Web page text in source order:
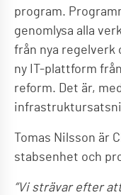
program.
genomlysa alla
från nya regelverk
ny IT-plattform
reform. Det är,
Tomas Nilsson är
stabsenhet och
”Vi strävar efter